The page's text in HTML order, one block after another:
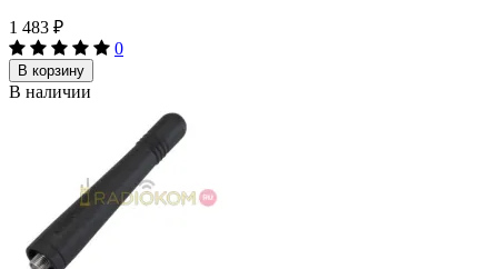
1 483 ₽
0
В корзину
В наличии